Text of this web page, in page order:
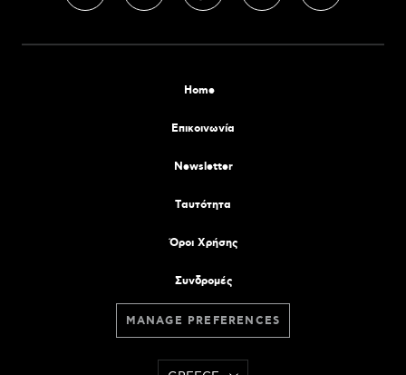
Home
Επικοινωνία
Newsletter
Tαυτότητα
Όροι Χρήσης
Συνδρομές
MANAGE PREFERENCES